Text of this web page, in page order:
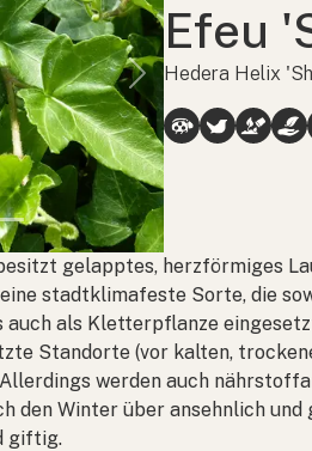
Next
Efeu
Hedera Helix
gelapptes, herzförmiges
stadtklimafeste Sorte, die
als Kletterpflanze
Standorte (vor kalten,
werden auch
den Winter über ansehnlich
giftig.